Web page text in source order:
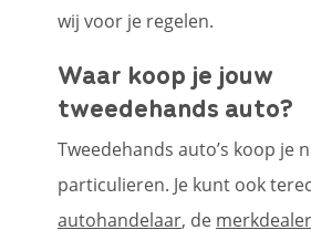
wij voor je regelen.
Waar koop je jouw
tweedehands auto?
Tweedehands auto’s koop je
particulieren. Je kunt ook
autohandelaar, de merkdealer